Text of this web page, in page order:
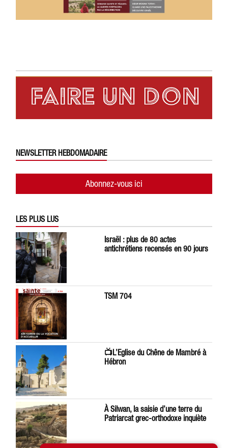
NEWSLETTER HEBDOMADAIRE
Abonnez-vous ici
LES PLUS LUS
Israël : plus de 80 actes
antichrétiens recensés en 90 jours
TSM 704
📺L’Eglise du Chêne de Mambré à
Hébron
À Silwan, la saisie d’une terre du
Patriarcat grec-orthodoxe inquiète